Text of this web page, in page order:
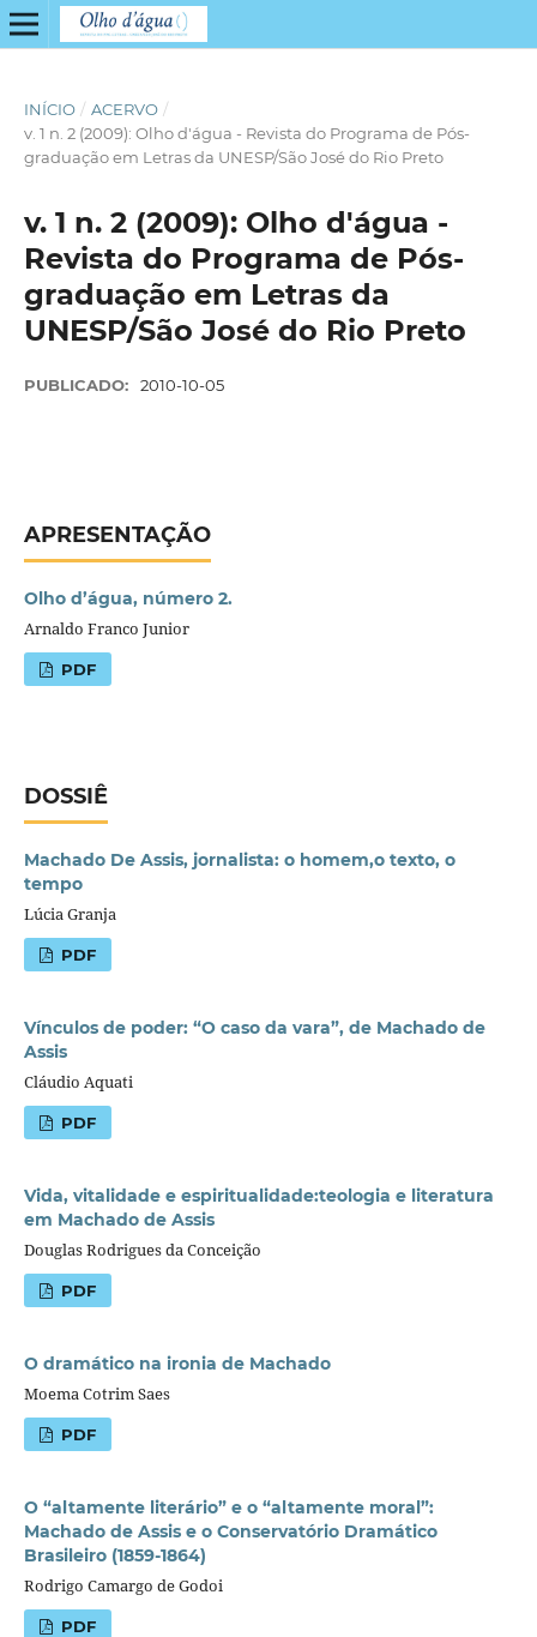
INÍCIO / ACERVO /
v. 1 n. 2 (2009): Olho d'água - Revista do Programa de Pós-
graduação em Letras da UNESP/São José do Rio Preto
v. 1 n. 2 (2009): Olho d'água -
Revista do Programa de Pós-
graduação em Letras da
UNESP/São José do Rio Preto
PUBLICADO: 2010-10-05
APRESENTAÇÃO
Olho d’água, número 2.
Arnaldo Franco Junior
PDF
DOSSIÊ
Machado De Assis, jornalista: o homem,o texto, o
tempo
Lúcia Granja
PDF
Vínculos de poder: “O caso da vara”, de Machado de
Assis
Cláudio Aquati
PDF
Vida, vitalidade e espiritualidade:teologia e literatura
em Machado de Assis
Douglas Rodrigues da Conceição
PDF
O dramático na ironia de Machado
Moema Cotrim Saes
PDF
O “altamente literário” e o “altamente moral”:
Machado de Assis e o Conservatório Dramático
Brasileiro (1859-1864)
Rodrigo Camargo de Godoi
PDF